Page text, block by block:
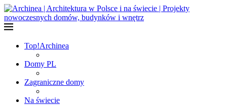
Top!Archinea
Domy PL
Zagraniczne domy
Na świecie